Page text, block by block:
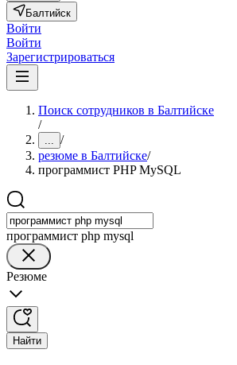
Балтийск
Войти
Войти
Зарегистрироваться
Поиск сотрудников в Балтийске
/
... /
резюме в Балтийске/
программист PHP MySQL
программист php mysql
Резюме
Найти